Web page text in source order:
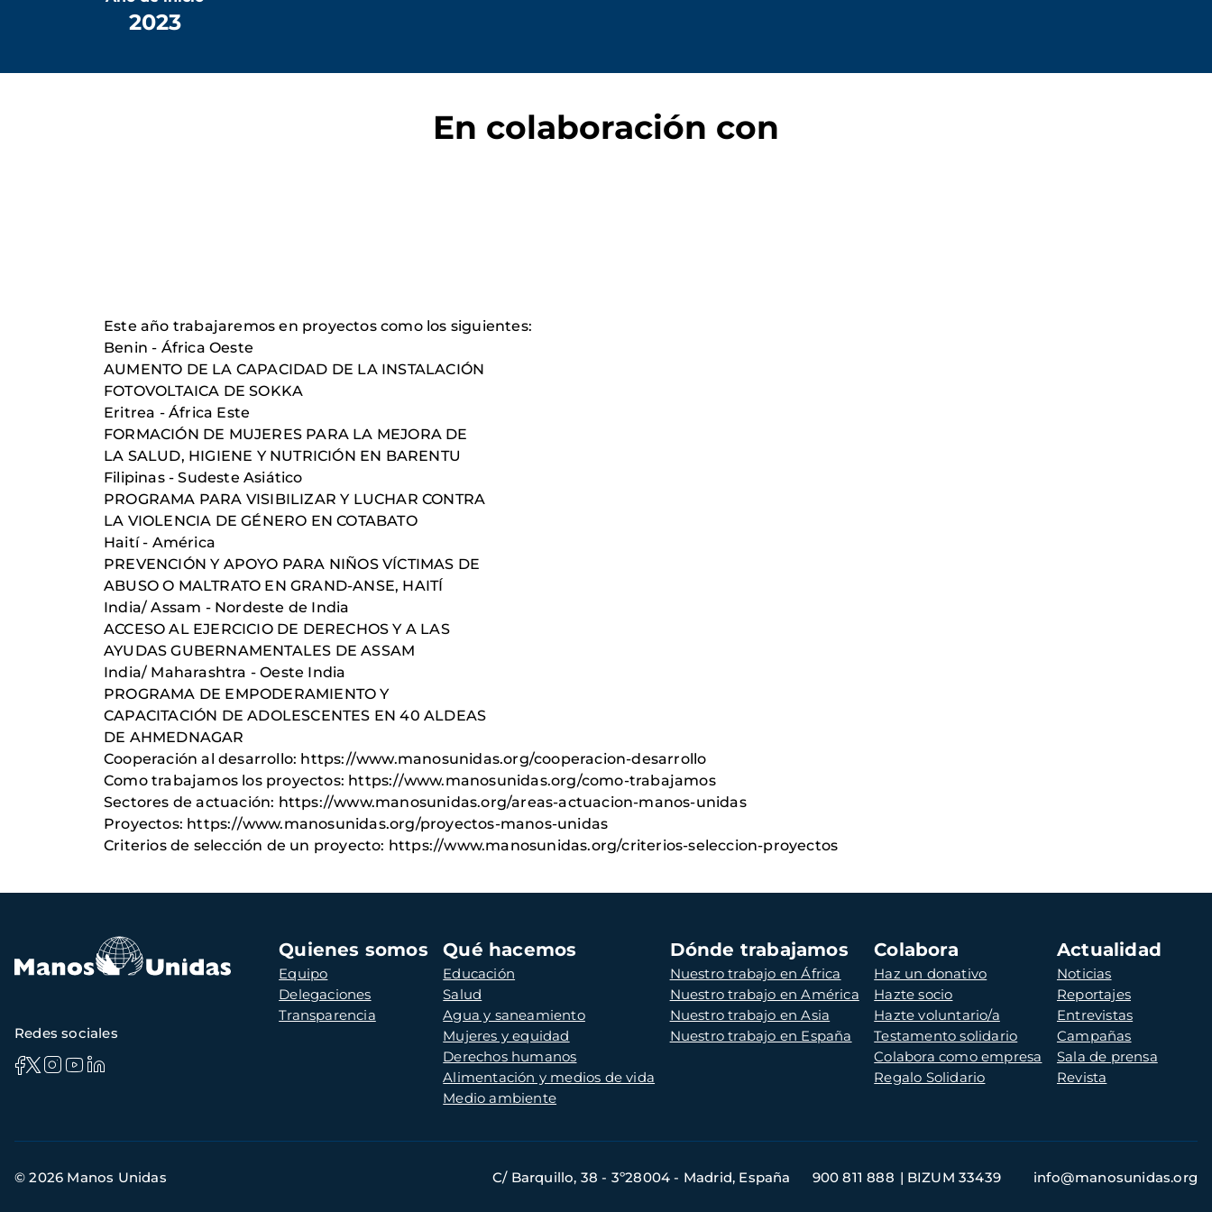
2023
En colaboración con
Este año trabajaremos en proyectos como los siguientes:
Benin - África Oeste
AUMENTO DE LA CAPACIDAD DE LA INSTALACIÓN
FOTOVOLTAICA DE SOKKA
Eritrea - África Este
FORMACIÓN DE MUJERES PARA LA MEJORA DE
LA SALUD, HIGIENE Y NUTRICIÓN EN BARENTU
Filipinas - Sudeste Asiático
PROGRAMA PARA VISIBILIZAR Y LUCHAR CONTRA
LA VIOLENCIA DE GÉNERO EN COTABATO
Haití - América
PREVENCIÓN Y APOYO PARA NIÑOS VÍCTIMAS DE
ABUSO O MALTRATO EN GRAND-ANSE, HAITÍ
India/ Assam - Nordeste de India
ACCESO AL EJERCICIO DE DERECHOS Y A LAS
AYUDAS GUBERNAMENTALES DE ASSAM
India/ Maharashtra - Oeste India
PROGRAMA DE EMPODERAMIENTO Y
CAPACITACIÓN DE ADOLESCENTES EN 40 ALDEAS
DE AHMEDNAGAR
Cooperación al desarrollo: https://www.manosunidas.org/cooperacion-desarrollo
Como trabajamos los proyectos: https://www.manosunidas.org/como-trabajamos
Sectores de actuación: https://www.manosunidas.org/areas-actuacion-manos-unidas
Proyectos: https://www.manosunidas.org/proyectos-manos-unidas
Criterios de selección de un proyecto: https://www.manosunidas.org/criterios-seleccion-proyectos
Navegación
principal
Quienes somos
Equipo
Delegaciones
Transparencia
Qué hacemos
Educación
Salud
Agua y saneamiento
Mujeres y equidad
Derechos humanos
Alimentación y medios de vida
Medio ambiente
Dónde trabajamos
Nuestro trabajo en África
Nuestro trabajo en América
Nuestro trabajo en Asia
Nuestro trabajo en España
Colabora
Haz un donativo
Hazte socio
Hazte voluntario/a
Testamento solidario
Colabora como empresa
Regalo Solidario
Actualidad
Noticias
Reportajes
Entrevistas
Campañas
Sala de prensa
Revista
Redes sociales
de
© 2026 Manos Unidas C/ Barquillo, 38 - 3º28004 - Madrid, España 900 811 888 BIZUM 33439 info@manosunidas.org